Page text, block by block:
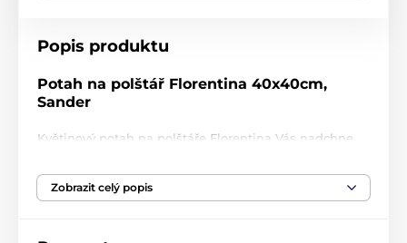
Popis produktu
Potah na polštář Florentina 40x40cm,
Sander
Květinový potah na polštáře Florentina Vás nadchne
digitálního tisku. Užijte si rozkvetlé jaro a první
sluneční paprsky s potahy Florentina.
Zobrazit celý popis